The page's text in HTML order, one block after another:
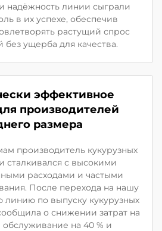
надёжность линии сыграли
в их успехе, обеспечив
растущий спрос
без ущерба для качества.
эффективное
производителей
размера
производитель кукурузных
сталкивался с высокими
расходами и частыми
После перехода на нашу
линию по выпуску кукурузных
о снижении затрат на
обслуживание на 40 % и